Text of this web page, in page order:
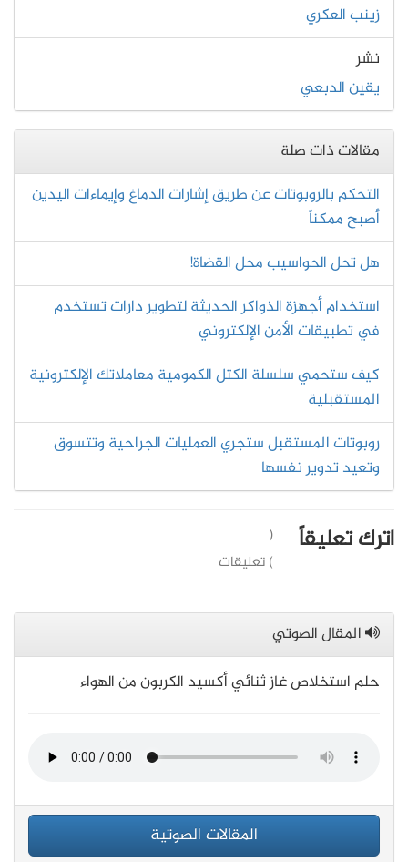
زينب العكري
نشر
يقين الدبعي
مقالات ذات صلة
التحكم بالروبوتات عن طريق إشارات الدماغ وإيماءات اليدين
أصبح ممكناً
هل تحل الحواسيب محل القضاة!
استخدام أجهزة الذواكر الحديثة لتطوير دارات تستخدم
في تطبيقات الأمن الإلكتروني
كيف ستحمي سلسلة الكتل الكمومية معاملاتك الإلكترونية
المستقبلية
روبوتات المستقبل ستجري العمليات الجراحية وتتسوق
وتعيد تدوير نفسها
اترك تعليقاً
(
) تعليقات
المقال الصوتي
حلم استخلاص غاز ثنائي أكسيد الكربون من الهواء
المقالات الصوتية